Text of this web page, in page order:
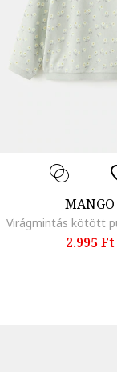
MANGO
2.995 Ft